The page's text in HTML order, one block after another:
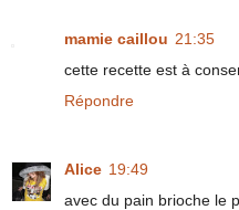
mamie caillou 21:35
cette recette est à
Répondre
Alice 19:49
avec du pain brioche le